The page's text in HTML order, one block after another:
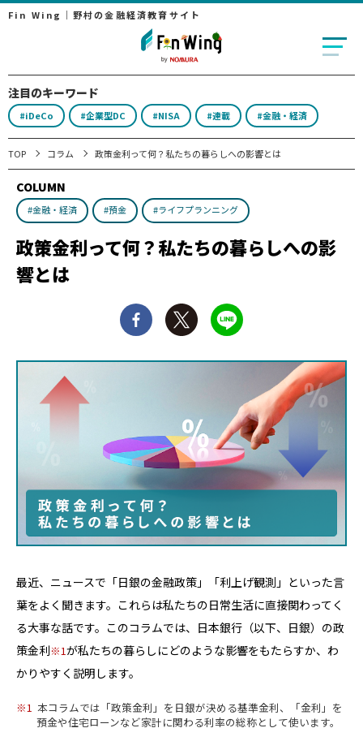
Fin Wing｜野村の金融経済教育サイト
注目のキーワード
#iDeCo #企業型DC #NISA #連載 #金融・経済
TOP コラム 政策金利って何？私たちの暮らしへの影響とは
COLUMN
#金融・経済 #預金 #ライフプランニング
政策金利って何？私たちの暮らしへの影
響とは
最近、ニュースで「日銀の金融政策」「利上げ観測」といった言
葉をよく聞きます。これらは私たちの日常生活に直接関わってく
る大事な話です。このコラムでは、日本銀行（以下、日銀）の政
策金利
1が私たちの暮らしにどのような影響をもたらすか、わ
かりやすく説明します。
1 本コラムでは「政策金利」を日銀が決める基準金利、「金利」を
預金や住宅ローンなど家計に関わる利率の総称として使います。